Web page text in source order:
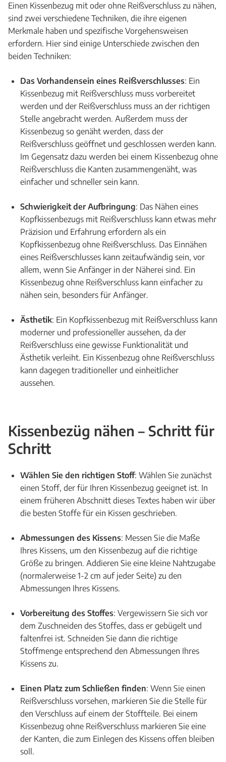
Einen Kissenbezug mit oder ohne Reißverschluss zu nähen,
sind zwei verschiedene Techniken, die ihre eigenen
Merkmale haben und spezifische Vorgehensweisen
erfordern. Hier sind einige Unterschiede zwischen den
beiden Techniken:
Das Vorhandensein eines Reißverschlusses: Ein
Kissenbezug mit Reißverschluss muss vorbereitet
werden und der Reißverschluss muss an der richtigen
Stelle angebracht werden. Außerdem muss der
Kissenbezug so genäht werden, dass der
Reißverschluss geöffnet und geschlossen werden kann.
Im Gegensatz dazu werden bei einem Kissenbezug ohne
Reißverschluss die Kanten zusammengenäht, was
einfacher und schneller sein kann.
Schwierigkeit der Aufbringung: Das Nähen eines
Kopfkissenbezugs mit Reißverschluss kann etwas mehr
Präzision und Erfahrung erfordern als ein
Kopfkissenbezug ohne Reißverschluss. Das Einnähen
eines Reißverschlusses kann zeitaufwändig sein, vor
allem, wenn Sie Anfänger in der Näherei sind. Ein
Kissenbezug ohne Reißverschluss kann einfacher zu
nähen sein, besonders für Anfänger.
Ästhetik: Ein Kopfkissenbezug mit Reißverschluss kann
moderner und professioneller aussehen, da der
Reißverschluss eine gewisse Funktionalität und
Ästhetik verleiht. Ein Kissenbezug ohne Reißverschluss
kann dagegen traditioneller und einheitlicher
aussehen.
Kissenbezüg nähen – Schritt für
Schritt
Wählen Sie den richtigen Stoff: Wählen Sie zunächst
einen Stoff, der für Ihren Kissenbezug geeignet ist. In
einem früheren Abschnitt dieses Textes haben wir über
die besten Stoffe für ein Kissen geschrieben.
Abmessungen des Kissens: Messen Sie die Maße
Ihres Kissens, um den Kissenbezug auf die richtige
Größe zu bringen. Addieren Sie eine kleine Nahtzugabe
(normalerweise 1-2 cm auf jeder Seite) zu den
Abmessungen Ihres Kissens.
Vorbereitung des Stoffes: Vergewissern Sie sich vor
dem Zuschneiden des Stoffes, dass er gebügelt und
faltenfrei ist. Schneiden Sie dann die richtige
Stoffmenge entsprechend den Abmessungen Ihres
Kissens zu.
Einen Platz zum Schließen finden: Wenn Sie einen
Reißverschluss vorsehen, markieren Sie die Stelle für
den Verschluss auf einem der Stoffteile. Bei einem
Kissenbezug ohne Reißverschluss markieren Sie eine
der Kanten, die zum Einlegen des Kissens offen bleiben
soll.